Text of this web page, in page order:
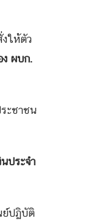
ให้ตัว
ผบก.
ะชาชน
ประจำ
ปฏิบัติ